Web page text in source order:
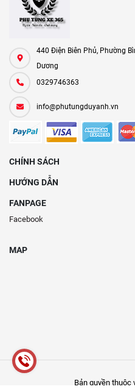
440 Điện Biên Phủ, Phường
Dương
0329746363
info@phutungduyanh.vn
CHÍNH SÁCH
HƯỚNG DẪN
FANPAGE
Facebook
MAP
Bản quyền thuộc